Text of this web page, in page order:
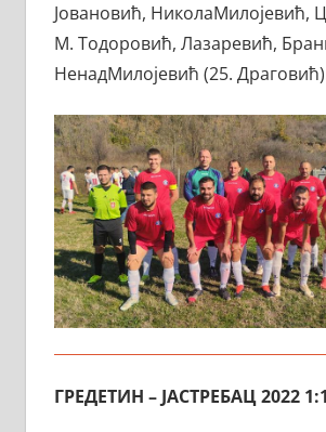
Јовановић, НиколаМилојевић,
М. Тодоровић, Лазаревић,
НенадМилојевић (25.
ГРЕДЕТИН – ЈАСТРЕБАЦ 2022